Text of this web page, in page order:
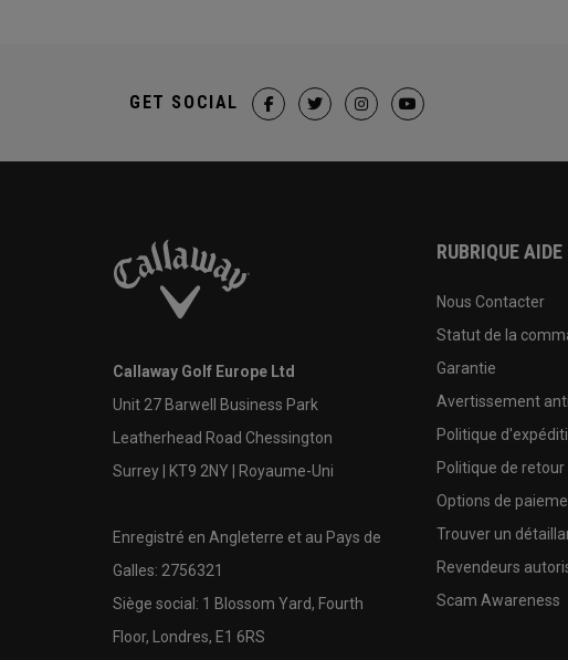
GET SOCIAL
Callaway Golf Europe Ltd
Unit 27 Barwell Business Park
Leatherhead Road Chessington
Surrey | KT9 2NY | Royaume-Uni
Enregistré en Angleterre et au Pays de
Galles: 2756321
Siège social: 1 Blossom Yard, Fourth
Floor, Londres, E1 6RS
RUBRIQUE AIDE
Nous Contacter
Statut de la
Garantie
Avertissement
Politique
Politique de retour
Options de
Trouver un
Revendeurs
Scam Awareness